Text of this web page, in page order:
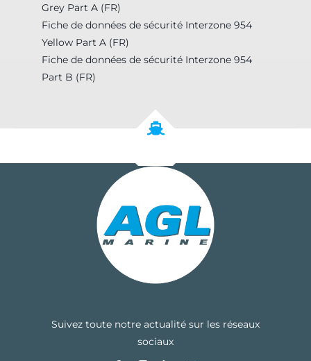
Grey Part A (FR)
Fiche de données de sécurité Interzone 954
Yellow Part A (FR)
Fiche de données de sécurité Interzone 954
Part B (FR)
Suivez toute notre actualité sur les réseaux
sociaux